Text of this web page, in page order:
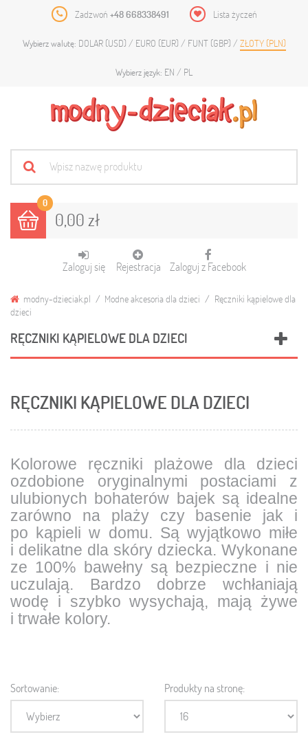
Zadzwoń +48 668338491 Lista życzeń
Wybierz walutę: DOLAR (USD) EURO (EUR) FUNT (GBP) ZŁOTY (PLN)
Wybierz język: EN PL
0
0,00 zł
Zaloguj się Rejestracja Zaloguj z Facebook
modny-dzieciak.pl Modne akcesoria dla dzieci
Ręczniki kąpielowe dla
dzieci
RĘCZNIKI KĄPIELOWE DLA DZIECI
RĘCZNIKI KĄPIELOWE DLA DZIECI
Kolorowe ręczniki plażowe dla dzieci
ozdobione oryginalnymi postaciami z
ulubionych bohaterów bajek są idealne
zarówno na plaży czy basenie jak i
po kąpieli w domu. Są wyjątkowo miłe
i delikatne dla skóry dziecka. Wykonane
ze 100% bawełnysą bezpieczne i nie
uczulają. Bardzo dobrze wchłaniają
wodę i szybko wysychają, mają żywe
i trwałe kolory.
Sortowanie: Produkty na stronę: